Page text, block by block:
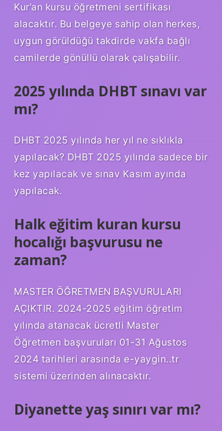
Kur’an kursu öğretmeni sertifikası
alacaktır. Bu belgeye sahip olan herkes,
uygun görüldüğü takdirde vakfa bağlı
camilerde gönüllü olarak çalışabilir.
2025 yılında DHBT sınavı var
mı?
DHBT 2025 yılında her yıl ne sıklıkla
yapılacak? DHBT 2025 yılında sadece bir
kez yapılacak ve sınav Kasım ayında
yapılacak.
Halk eğitim kuran kursu
hocalığı başvurusu ne
zaman?
MASTER ÖĞRETMEN BAŞVURULARI
AÇIKTIR. 2024-2025 eğitim öğretim
yılında atanacak ücretli Master
Öğretmen başvuruları 01-31 Ağustos
2024 tarihleri ​​arasında e-yaygin..tr
sistemi üzerinden alınacaktır.
Diyanette yaş sınırı var mı?